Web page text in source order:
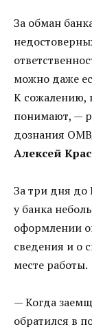
За обман
можно даже
К сожалению,
понимают, —
дознания
Алексей
За три дня до
у банка
оформлении
сведения и о
месте работы.
— Когда
обратился в